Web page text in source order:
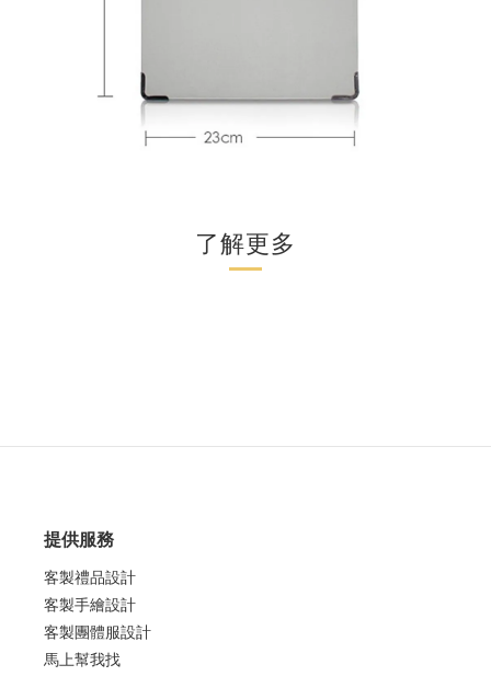
了解更多
提供服務
客製禮品設計
客製手繪設計
客製團體服設計
馬上幫我找